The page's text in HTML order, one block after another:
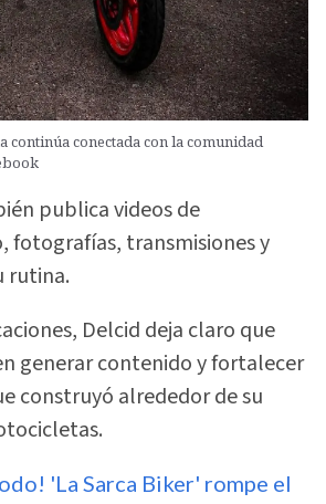
continúa conectada con la comunidad
publica videos de
fotografías, transmisiones y
rutina.
Delcid deja claro que
generar contenido y fortalecer
construyó alrededor de su
'La Sarca Biker' rompe el